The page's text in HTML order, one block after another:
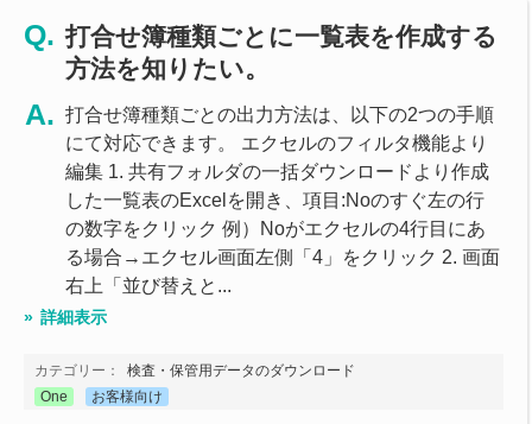
打合せ簿種類ごとに一覧表を作成する
方法を知りたい。
打合せ簿種類ごとの出力方法は、以下の2つの手順
にて対応できます。 エクセルのフィルタ機能より
編集 1. 共有フォルダの一括ダウンロードより作成
した一覧表のExcelを開き、項目:Noのすぐ左の行
の数字をクリック 例）Noがエクセルの4行目にあ
る場合→エクセル画面左側「4」をクリック 2. 画面
右上「並び替えと...
詳細表示
カテゴリー：
検査・保管用データのダウンロード
One
お客様向け